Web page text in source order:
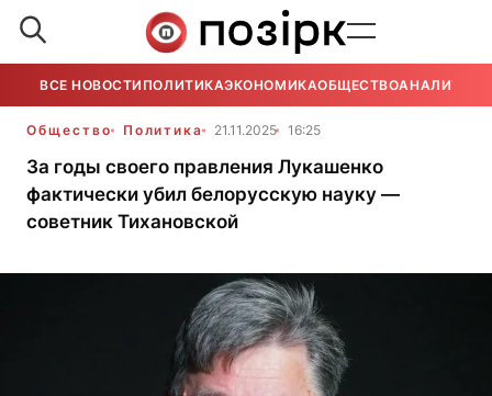
ВСЕ НОВОСТИ ПОЛИТИКАЭКОНОМИКАОБЩЕСТВОАНАЛИТИКА
Общество Политика 21.11.2025 16:25
За годы своего правления Лукашенко
фактически убил белорусскую науку —
советник Тихановской